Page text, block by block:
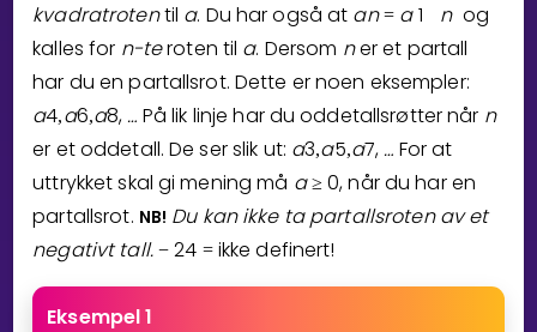
kvadratrotentil a. Du har også at an = a 1 n og
kalles for n-teroten til a. Dersom ner et partall
har du en partallsrot. Dette er noen eksempler:
a4,a6,a8, … På lik linje har du oddetallsrøtter når n
er et oddetall. De ser slik ut: a3,a5,a7, … For at
uttrykket skal gi mening må a ≥ 0, når du har en
partallsrot. NB! Du kan ikke ta partallsroten av et
negativt tall. − 24 =ikke definert!
Eksempel 1